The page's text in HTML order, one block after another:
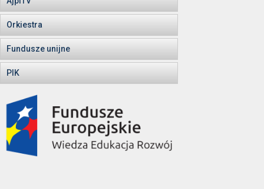
Orkiestra
Fundusze unijne
PIK